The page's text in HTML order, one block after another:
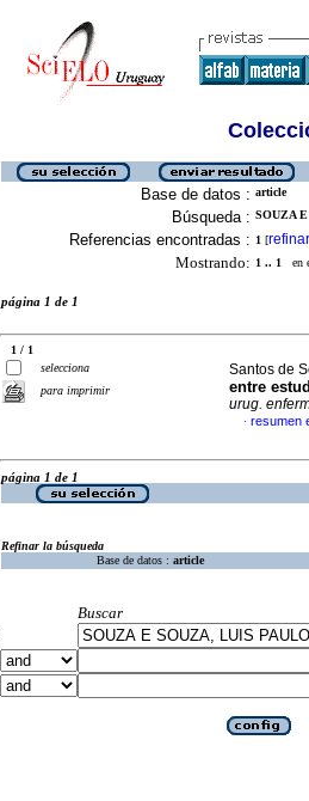
Base de datos : article
Búsqueda : SOUZA
Referencias encontradas : 1 [refinar
Mostrando: 1 .. 1 en
página 1 de 1
1 / 1
selecciona
para imprimir
Santos de
entre
urug.
· resumen
página 1 de 1
Refinar la búsqueda
Base de datos : article
Buscar